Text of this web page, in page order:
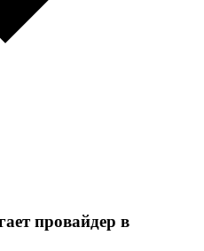
провайдер в